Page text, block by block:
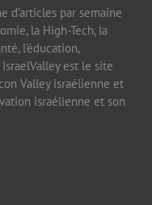
d’articles par semaine
la High-Tech, la
l’éducation,
est le site
Valley israélienne et
israélienne et son